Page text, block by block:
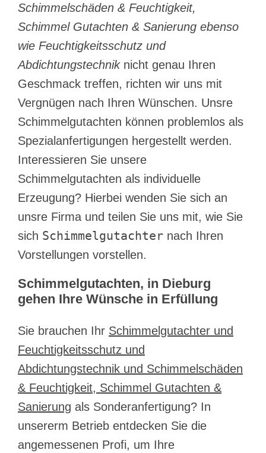
Schimmelschäden & Feuchtigkeit,
Schimmel Gutachten & Sanierung ebenso
wie Feuchtigkeitsschutz und
Abdichtungstechniknicht genau Ihren
Geschmack treffen, richten wir uns mit
Vergnügen nach Ihren Wünschen. Unsre
Schimmelgutachten können problemlos als
Spezialanfertigungen hergestellt werden.
Interessieren Sie unsere
Schimmelgutachten als individuelle
Erzeugung? Hierbei wenden Sie sich an
unsre Firma und teilen Sie uns mit, wie Sie
sich Schimmelgutachter nach Ihren
Vorstellungen vorstellen.
Schimmelgutachten, in Dieburg
gehen Ihre Wünsche in Erfüllung
Sie brauchen Ihr Schimmelgutachter und
Feuchtigkeitsschutz und
Abdichtungstechnik und Schimmelschäden
& Feuchtigkeit, Schimmel Gutachten &
Sanierung als Sonderanfertigung? In
unsererm Betrieb entdecken Sie die
angemessenen Profi, um Ihre